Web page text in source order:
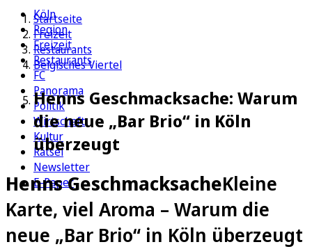
Köln
Region
Freizeit
Restaurants
FC
Panorama
Politik
Wirtschaft
Kultur
Rätsel
Newsletter
E-Paper
Startseite
Freizeit
Restaurants
Belgisches Viertel
Henns Geschmacksache: Warum
die neue „Bar Brio“ in Köln
überzeugt
Henns GeschmacksacheKleine
Karte, viel Aroma – Warum die
neue „Bar Brio“ in Köln überzeugt